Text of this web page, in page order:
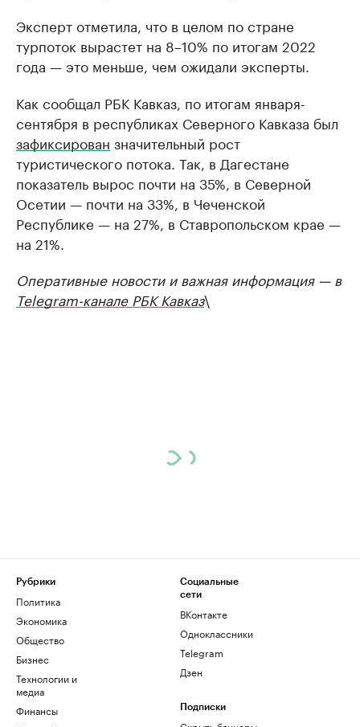
Эксперт отметила, что в целом по стране
турпоток вырастет на 8–10% по итогам 2022
года — это меньше, чем ожидали эксперты.
Как сообщал РБК Кавказ, по итогам января-
сентября в республиках Северного Кавказа был
зафиксирован значительный рост
туристического потока. Так, в Дагестане
показатель вырос почти на 35%, в Северной
Осетии — почти на 33%, в Чеченской
Республике — на 27%, в Ставропольском крае —
на 21%.
Оперативные новости и важная информация — в
Telegram-канале РБК Кавказ\
Рубрики
Политика
Экономика
Общество
Бизнес
Технологии и
медиа
Финансы
Социальные
сети
ВКонтакте
Одноклассники
Telegram
Дзен
Подписки